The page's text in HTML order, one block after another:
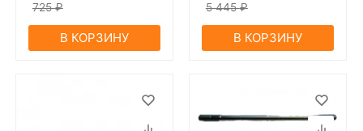
725 ₽
В КОРЗИНУ
5 445 ₽
В КОРЗИНУ